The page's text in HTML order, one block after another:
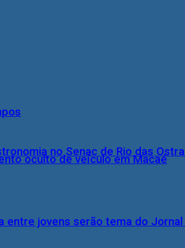
no Senac de Rio das
entre jovens serão tema do
oculto de veículo em Macaé